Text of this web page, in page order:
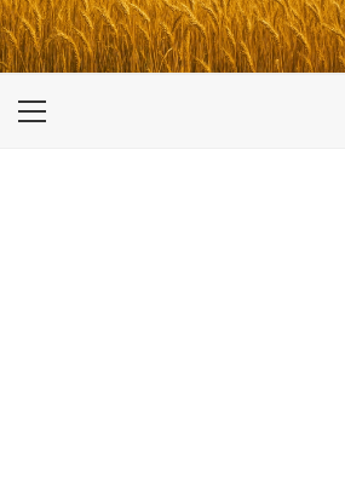
UKRAINE-IS
ПУТЕШЕСТВИЕ ПО УКРАИНЕ
Primary